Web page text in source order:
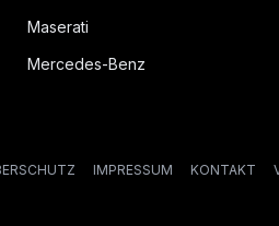
Maserati
Mercedes-Benz
IMPRESSUM KONTAKT